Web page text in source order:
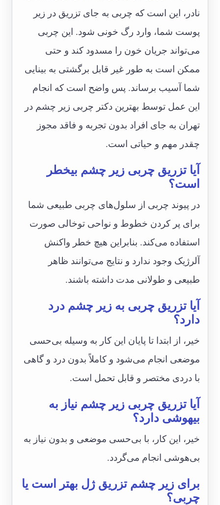
نادر، این است که چربی به جای تزریق در زیر
پوست شما، وارد رگ خونی شود. این چربی
می‌تواند جریان خون را مسدود کند و حتی
ممکن است به طور غیر قابل برگشتی به بینایی
شما آسیب برساند. پس واضح است که انجام
این عمل توسط بهترین دکتر چربی زیر چشم در
تهران به جای افراد بدون تجربه و فاقد مجوز
چقدر مهم و حیاتی است.
آیا تزریق چربی زیر چشم بیخطر
است؟
در پیوند چربی از سلول‌های چربی طبیعی شما
برای پر کردن خطوط و نواحی توخالی صورت
استفاده می‌کند. بنابراین هیچ خطر واکنش
آلرژیک وجود ندارد و نتایج می‌توانند ظاهر
طبیعی و طولانی مدت داشته باشند.
آیا تزریق چربی به زیر چشم درد
دارد؟
خیر، از ابتدا تا پایان این کار به وسیله بی‌حسی
موضعی انجام می‌شود و کاملاً بدون درد و گاهی
با دردی مختصر و قابل تحمل است.
آیا تزریق چربی زیر چشم نیاز به
بیهوشی دارد؟
خیر، این کار، با بی‌حسی موضعی و بدون نیاز به
بی‌هوشی انجام می‌گردد.
برای زیر چشم تزریق ژل بهتر است یا
چربی؟